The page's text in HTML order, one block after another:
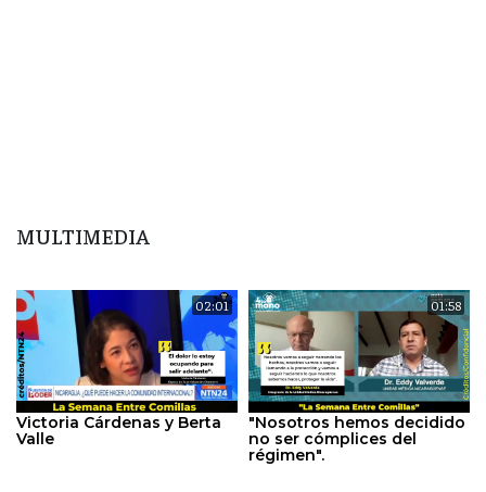
MULTIMEDIA
02:01
Victoria Cárdenas y Berta
Valle
01:58
"Nosotros hemos decidido
no ser cómplices del
régimen".